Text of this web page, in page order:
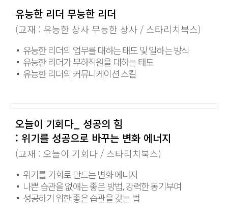
유능한 리더 무능한 리더
(교재 : 유능한 상사 무능한 상사 / 스타리치북스)
유능한 리더의 업무를 대하는 태도 및 일하는 방식
유능한 리더가 부하직원을 대하는 태도
유능한 리더의 커뮤니케이션 스킬
오늘이 기회다_ 성공의 힘
: 위기를 성공으로 바꾸는 변화 에너지
(교재 : 오늘이 기회다 / 스타리치북스)
위기를 기회로 만드는 변화 에너지
나쁜 습관을 없애는 좋은 방법, 강력한 동기부여
성공하기 위한 좋은 습관을 갖는 법